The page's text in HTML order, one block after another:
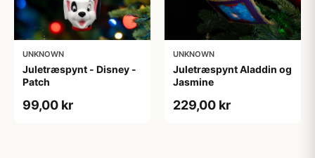
UNKNOWN
Juletræspynt - Disney -
Patch
99,00 kr
UNKNOWN
Juletræspynt Aladdin og
Jasmine
229,00 kr